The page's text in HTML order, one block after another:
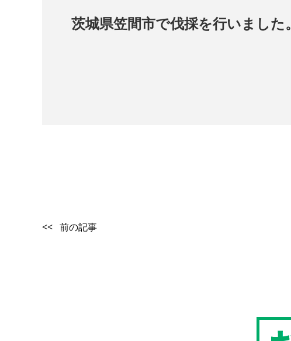
茨城県笠間市で伐採を行いました。
<< 前の記事